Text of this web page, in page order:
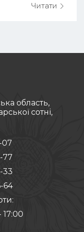
Читати
область,
сотні,
07
77
33
64